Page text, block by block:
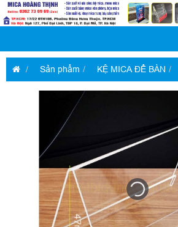
Sản phẩm KỆ MICA ĐỂ BÀN